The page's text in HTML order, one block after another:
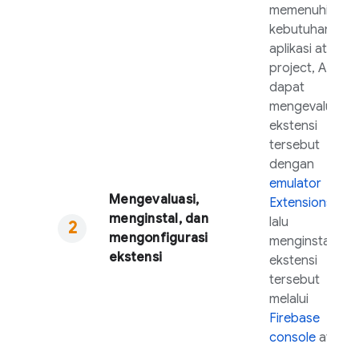
Mengevaluasi,
menginstal, dan
mengonfigurasi
ekstensi
memenuhi
kebutuhan di
aplikasi atau
project, Anda
dapat
mengevaluasi
ekstensi
tersebut
dengan
emulator
Extensions
lalu
menginstal
ekstensi
tersebut
melalui
Firebase
console atau